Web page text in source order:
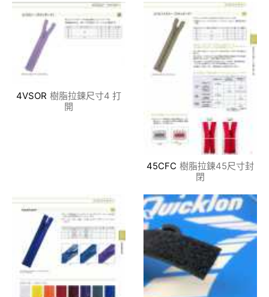
4VSOR 樹脂拉鍊尺寸4 打
開
45CFC 樹脂拉鍊45尺寸封
閉